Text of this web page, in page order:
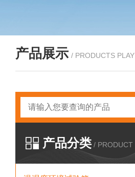
产品展示 / PRODUCTS PLAY
产品分类 / PRODUCT